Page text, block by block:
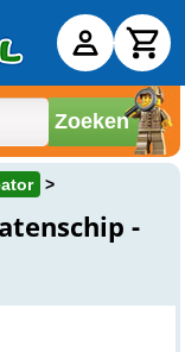
Zoeken
-